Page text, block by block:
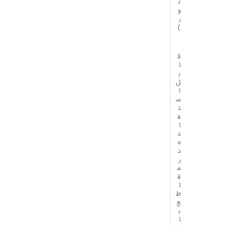
و
ر
)
ق
ا
ب
ل
ا
س
ت
ف
ا
د
ه
د
ر
م
ق
ا
ط
ع
ب
ا